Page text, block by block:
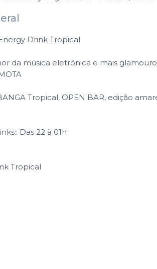
Drink Tropical
da música eletrônica e mais
Tropical, OPEN BAR, edição
Das 22 à 01h
Tropical